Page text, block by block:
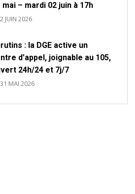
mai – mardi 02 juin à 17h
2 JUIN 2026
: la DGE active un
d’appel, joignable au 105,
24h/24 et 7j/7
31 MAI 2026